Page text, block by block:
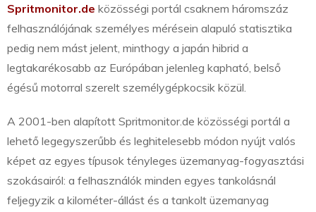
Spritmonitor.de közösségi portál csaknem háromszáz
felhasználójának személyes mérésein alapuló statisztika
pedig nem mást jelent, minthogy a japán hibrid a
legtakarékosabb az Európában jelenleg kapható, belső
égésű motorral szerelt személygépkocsik közül.
A 2001-ben alapított Spritmonitor.de közösségi portál a
lehető legegyszerűbb és leghitelesebb módon nyújt valós
képet az egyes típusok tényleges üzemanyag-fogyasztási
szokásairól: a felhasználók minden egyes tankolásnál
feljegyzik a kilométer-állást és a tankolt üzemanyag